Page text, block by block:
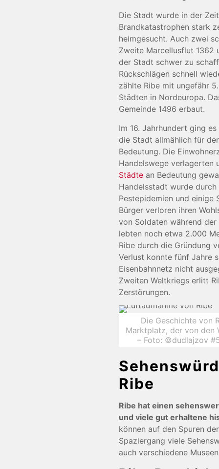
Die Stadt wurde in der
Brandkatastrophen stark
heimgesucht. Auch zwei
Zweite Marcellusflut 1362
der Stadt schwer zu
Rückschlägen schnell
zählte Ribe mit ungefähr
Städten in Nordeuropa.
Gemeinde 1496 erbaut.
Im 16. Jahrhundert ging
die Stadt allmählich für
Bedeutung. Die
Handelswege verlagerten
Städtean Bedeutung
Handelsstadt wurde
Pestepidemien und einige
Bürger verloren ihren
von Soldaten während der
lebten noch etwa 2.000
Ribe durch die Gründung
Verlust konnte fünf Jahre
Eisenbahnnetz nicht
Zweiten Weltkriegs erlitt
Zerstörungen.
Die Geschichte von
Marktplatz, der von den
– Foto: ©dudlajzov
Ribe
Ribe hat einen
und viele gut erhaltene
können auf den Spuren
Spaziergang viele
auch verschiedene